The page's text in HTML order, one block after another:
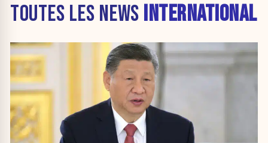
TOUTES LES NEWS INTERNATIONAL